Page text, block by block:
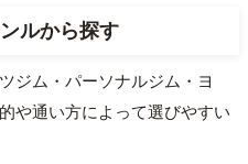
ルから探す
ジム・パーソナルジム・ヨ
や通い方によって選びやすい